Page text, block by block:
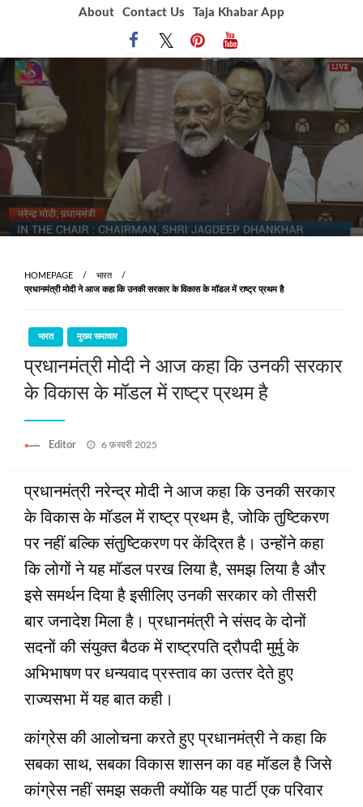
About Contact Us Taja Khabar App
HOMEPAGE
भारत
प्रधानमंत्री मोदी ने आज कहा कि उनकी सरकार के विकास के मॉडल में राष्‍ट्र प्रथम है
भारत मुख्य समाचार
प्रधानमंत्री मोदी ने आज कहा कि उनकी सरकार
के विकास के मॉडल में राष्‍ट्र प्रथम है
Editor
Posted
6 फ़रवरी 2025
प्रधानमंत्री नरेन्‍द्र मोदी ने आज कहा कि उनकी सरकार
के विकास के मॉडल में राष्‍ट्र प्रथम है, जोकि तुष्टिकरण
पर नहीं बल्कि संतुष्टिकरण पर केंद्रित है। उन्‍होंने कहा
कि लोगों ने यह मॉडल परख लिया है, समझ लिया है और
इसे समर्थन दिया है इसीलिए उनकी सरकार को तीसरी
बार जनादेश मिला है। प्रधानमंत्री ने संसद के दोनों
सदनों की संयुक्‍त बैठक में राष्‍ट्रपति द्रौपदी मुर्मु के
अभिभाषण पर धन्‍यवाद प्रस्‍ताव का उत्‍तर देते हुए
राज्‍यसभा में यह बात कही।
कांग्रेस की आलोचना करते हुए प्रधानमंत्री ने कहा कि
सबका साथ, सबका विकास शासन का वह मॉडल है जिसे
कांग्रेस नहीं समझ सकती क्‍योंकि यह पार्टी एक परिवार